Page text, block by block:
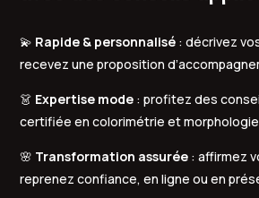
💫 Rapide & personnalisé : décrivez
recevez une proposition
👗 Expertise mode : profitez des
certifiée en colorimétrie et morphologie
🌸 Transformation assurée : affirmez
reprenez confiance, en ligne ou en